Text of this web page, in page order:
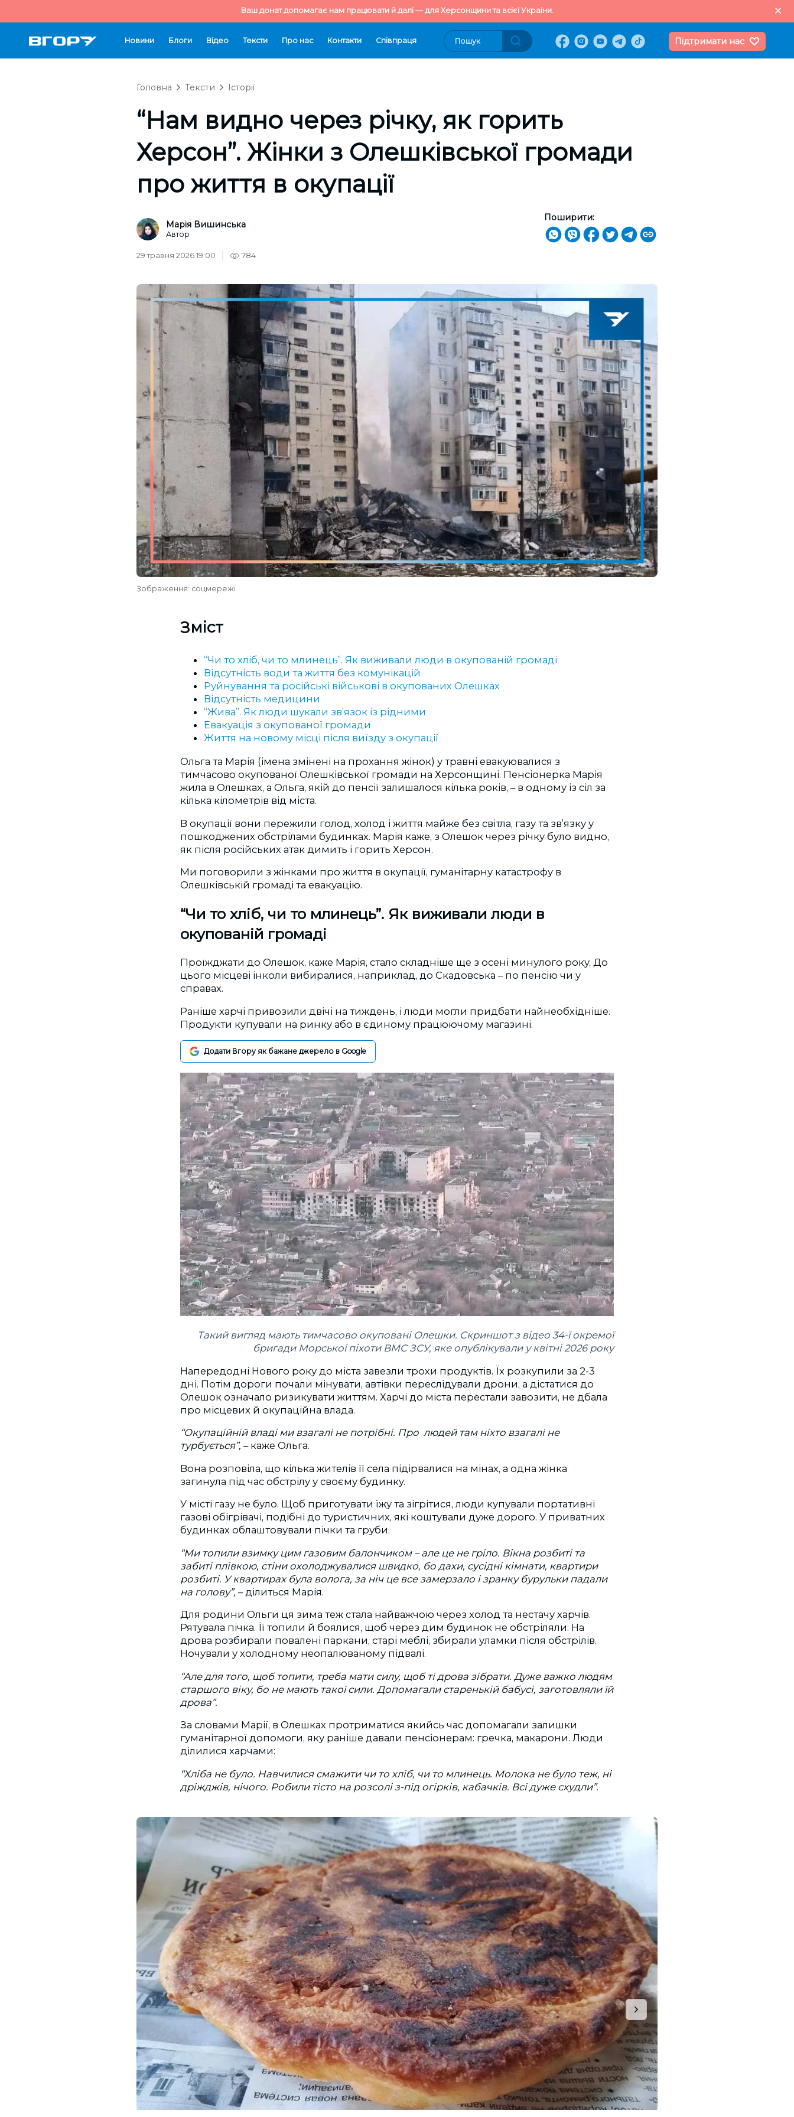
Ваш донат допомагає нам працювати й далі — для Херсонщини та всієї України.
Новини Блоги Відео Тексти Про нас Контакти Cпівпраця Підтримати нас
Головна Тексти Історії
“Нам видно через річку, як горить
Херсон”. Жінки з Олешківської громади
про життя в окупації
Марія Вишинська
Автор
Поширити:
29 травня 2026 19:00 784
Зображення: соцмережі
Зміст
“Чи то хліб, чи то млинець”. Як виживали люди в окупованій громаді
Відсутність води та життя без комунікацій
Руйнування та російські військові в окупованих Олешках
Відсутність медицини
“Жива”. Як люди шукали зв’язок із рідними
Евакуація з окупованої громади
Життя на новому місці після виїзду з окупації
Ольга та Марія (імена змінені на прохання жінок) у травні евакуювалися з
тимчасово окупованої Олешківської громади на Херсонщині. Пенсіонерка Марія
жила в Олешках, а Ольга, якій до пенсії залишалося кілька років, – в одному із сіл за
кілька кілометрів від міста.
В окупації вони пережили голод, холод і життя майже без світла, газу та зв’язку у
пошкоджених обстрілами будинках. Марія каже, з Олешок через річку було видно,
як після російських атак димить і горить Херсон.
Ми поговорили з жінками про життя в окупації, гуманітарну катастрофу в
Олешківській громаді та евакуацію.
“Чи то хліб, чи то млинець”. Як виживали люди в
окупованій громаді
Проїжджати до Олешок, каже Марія, стало складніше ще з осені минулого року. До
цього місцеві інколи вибиралися, наприклад, до Скадовська – по пенсію чи у
справах.
Раніше харчі привозили двічі на тиждень, і люди могли придбати найнеобхідніше.
Продукти купували на ринку або в єдиному працюючому магазині.
Додати Вгору як бажане джерело в Google
Такий вигляд мають тимчасово окуповані Олешки. Скриншот з відео 34-ї окремої
бригади Морської піхоти ВМС ЗСУ, яке опублікували у квітні 2026 року
Напередодні Нового року до міста завезли трохи продуктів. Їх розкупили за 2-3
дні. Потім дороги почали мінувати, автівки переслідували дрони, а дістатися до
Олешок означало ризикувати життям. Харчі до міста перестали завозити, не дбала
про місцевих й окупаційна влада.
“Окупаційній владі ми взагалі не потрібні. Про людей там ніхто взагалі не
турбується”, – каже Ольга.
Вона розповіла, що кілька жителів її села підірвалися на мінах, а одна жінка
загинула під час обстрілу у своєму будинку.
У місті газу не було. Щоб приготувати їжу та зігрітися, люди купували портативні
газові обігрівачі, подібні до туристичних, які коштували дуже дорого. У приватних
будинках облаштовували пічки та груби.
“Ми топили взимку цим газовим балончиком – але це не гріло. Вікна розбиті та
забиті плівкою, стіни охолоджувалися швидко, бо дахи, сусідні кімнати, квартири
розбиті. У квартирах була волога, за ніч це все замерзало і зранку бурульки падали
на голову”, – ділиться Марія.
Для родини Ольги ця зима теж стала найважчою через холод та нестачу харчів.
Рятувала пічка. Її топили й боялися, щоб через дим будинок не обстріляли. На
дрова розбирали повалені паркани, старі меблі, збирали уламки після обстрілів.
Ночували у холодному неопалюваному підвалі.
“Але для того, щоб топити, треба мати силу, щоб ті дрова зібрати. Дуже важко людям
старшого віку, бо не мають такої сили. Допомагали старенькій бабусі, заготовляли їй
дрова”.
За словами Марії, в Олешках протриматися якийсь час допомагали залишки
гуманітарної допомоги, яку раніше давали пенсіонерам: гречка, макарони. Люди
ділилися харчами:
“Хліба не було. Навчилися смажити чи то хліб, чи то млинець. Молока не було теж, ні
дріжджів, нічого. Робили тісто на розсолі з-під огірків, кабачків. Всі дуже схудли”.